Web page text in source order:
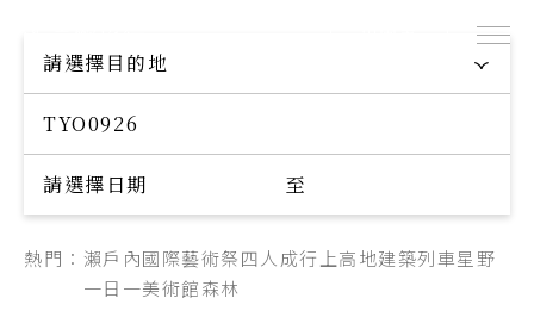
探索專屬您的旅程
Explore your trip
請選擇目的地
請選擇日期 至
熱門： 瀨戶內國際藝術祭四人成行 上高地建築列車星野
一日一美術館森林